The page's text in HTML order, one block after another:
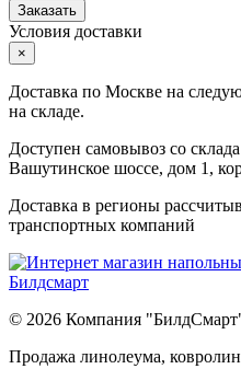
Заказать
Условия доставки
×
Доставка по Москве на
на складе.
Доступен самовывоз со
Вашутинское шоссе, дом 1,
Доставка в регионы
транспортных компаний
© 2026 Компания
Продажа линолеума,